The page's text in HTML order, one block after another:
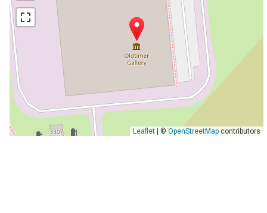
Leaflet| © OpenStreetMapcontributors